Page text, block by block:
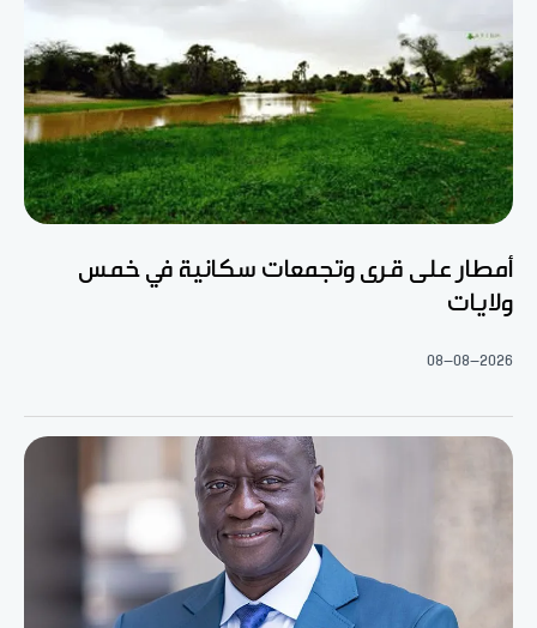
أمطار على قرى وتجمعات سكانية في خمس
ولايات
08-08-2026